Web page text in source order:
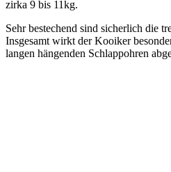
zirka 9 bis 11kg.
Sehr bestechend sind sicherlich die
Insgesamt wirkt der Kooiker
langen hängenden Schlappohren